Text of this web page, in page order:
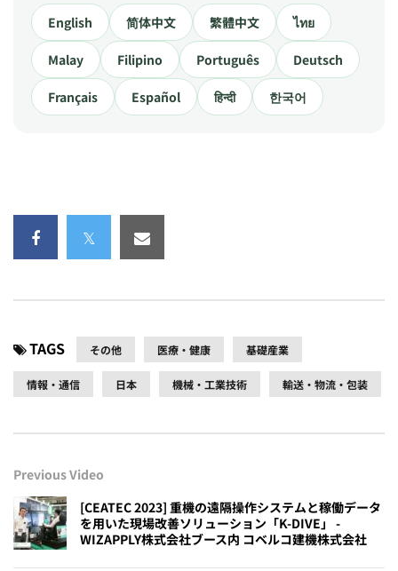
English 简体中文 繁體中文 ไทย
Malay Filipino Português Deutsch
Français Español हिन्दी 한국어
TAGS その他 医療・健康 基礎産業
情報・通信 日本 機械・工業技術 輸送・物流・包装
Previous Video
[CEATEC 2023] 重機の遠隔操作システムと稼働データ
を用いた現場改善ソリューション「K-DIVE」 -
WIZAPPLY株式会社ブース内 コベルコ建機株式会社